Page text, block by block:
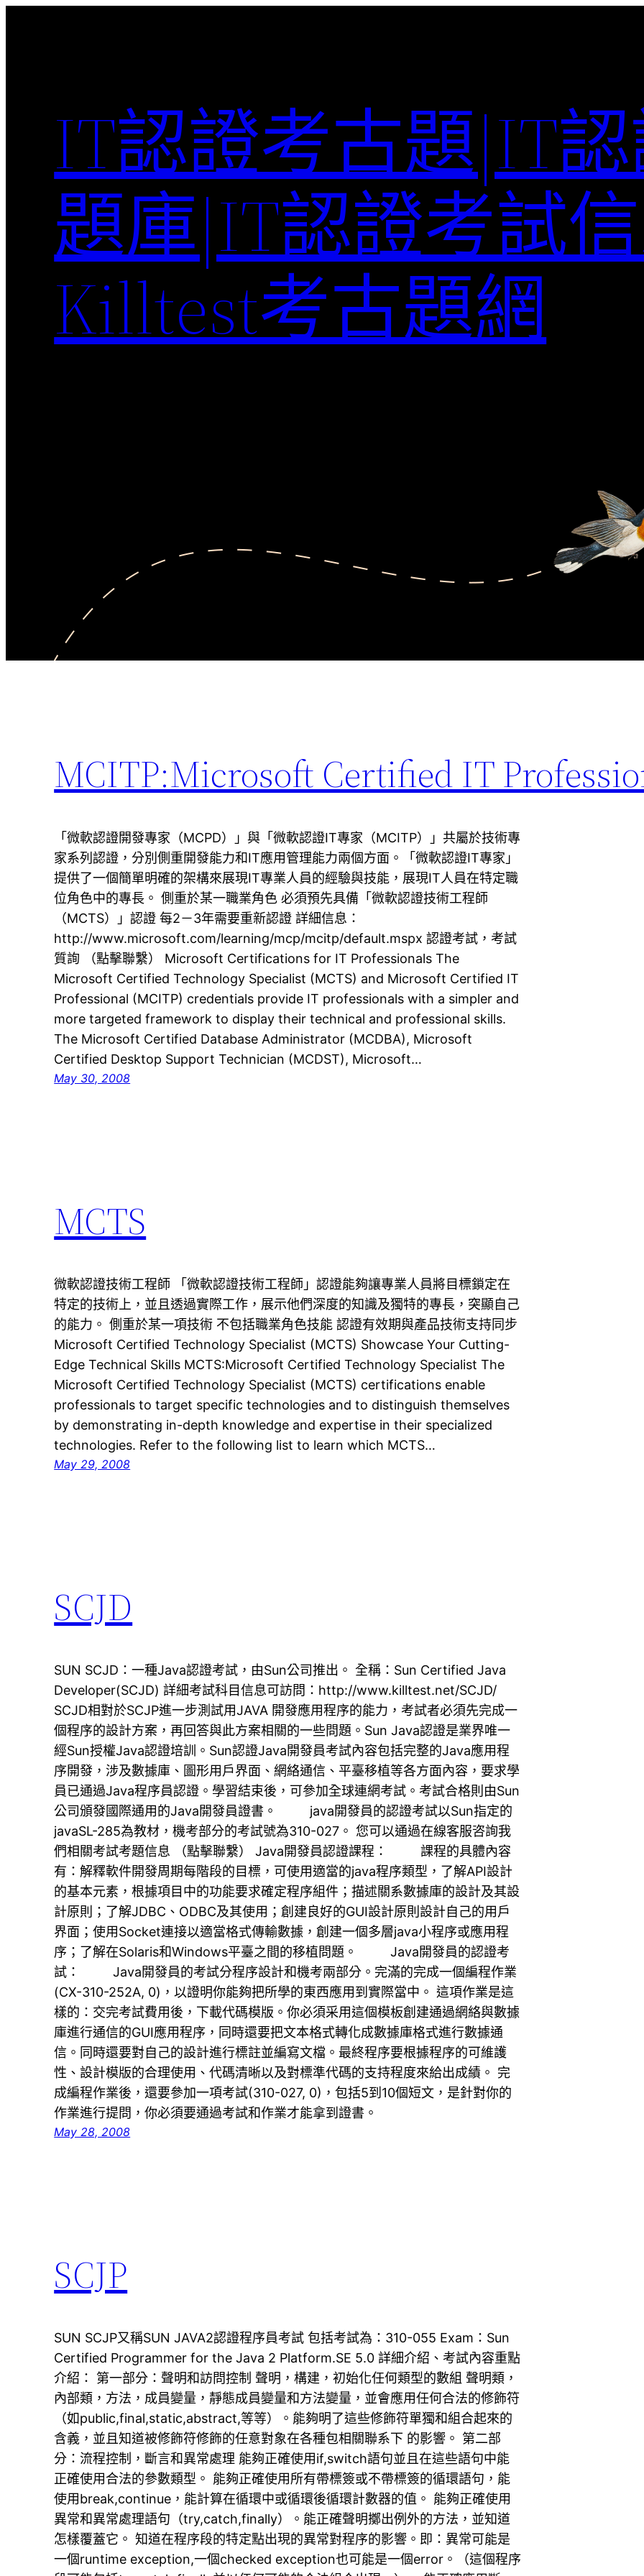
IT認證考古題|IT
題庫|IT認證考試
Killtest考古題網
MCITP:Microsoft Certified IT
「微軟認證開發專家（MCPD）」與「微軟認證IT專家（MCITP）」共屬於技術專
家系列認證，分別側重開發能力和IT應用管理能力兩個方面。「微軟認證IT專家」
提供了一個簡單明確的架構來展現IT專業人員的經驗與技能，展現IT人員在特定職
位角色中的專長。 側重於某一職業角色 必須預先具備「微軟認證技術工程師
（MCTS）」認證 每2－3年需要重新認證 詳細信息：
http://www.microsoft.com/learning/mcp/mcitp/default.mspx 認證考試，考試
質詢 （點擊聯繫） Microsoft Certifications for IT Professionals The
Microsoft Certified Technology Specialist (MCTS) and Microsoft Certified IT
Professional (MCITP) credentials provide IT professionals with a simpler and
more targeted framework to display their technical and professional skills.
The Microsoft Certified Database Administrator (MCDBA), Microsoft
Certified Desktop Support Technician (MCDST), Microsoft…
May 30, 2008
MCTS
微軟認證技術工程師 「微軟認證技術工程師」認證能夠讓專業人員將目標鎖定在
特定的技術上，並且透過實際工作，展示他們深度的知識及獨特的專長，突顯自己
的能力。 側重於某一項技術 不包括職業角色技能 認證有效期與產品技術支持同步
Microsoft Certified Technology Specialist (MCTS) Showcase Your Cutting-
Edge Technical Skills MCTS:Microsoft Certified Technology Specialist The
Microsoft Certified Technology Specialist (MCTS) certifications enable
professionals to target specific technologies and to distinguish themselves
by demonstrating in-depth knowledge and expertise in their specialized
technologies. Refer to the following list to learn which MCTS…
May 29, 2008
SCJD
SUN SCJD：一種Java認證考試，由Sun公司推出。 全稱：Sun Certified Java
Developer(SCJD) 詳細考試科目信息可訪問：http://www.killtest.net/SCJD/
SCJD相對於SCJP進一步測試用JAVA 開發應用程序的能力，考試者必須先完成一
個程序的設計方案，再回答與此方案相關的一些問題。Sun Java認證是業界唯一
經Sun授權Java認證培訓。Sun認證Java開發員考試內容包括完整的Java應用程
序開發，涉及數據庫、圖形用戶界面、網絡通信、平臺移植等各方面內容，要求學
員已通過Java程序員認證。學習結束後，可參加全球連網考試。考試合格則由Sun
公司頒發國際通用的Java開發員證書。 java開發員的認證考試以Sun指定的
javaSL-285為教材，機考部分的考試號為310-027。 您可以通過在線客服咨詢我
們相關考試考題信息 （點擊聯繫） Java開發員認證課程： 課程的具體內容
有：解釋軟件開發周期每階段的目標，可使用適當的java程序類型，了解API設計
的基本元素，根據項目中的功能要求確定程序組件；描述關系數據庫的設計及其設
計原則；了解JDBC、ODBC及其使用；創建良好的GUI設計原則設計自己的用戶
界面；使用Socket連接以適當格式傳輸數據，創建一個多層java小程序或應用程
序；了解在Solaris和Windows平臺之間的移植問題。 Java開發員的認證考
試： Java開發員的考試分程序設計和機考兩部分。完滿的完成一個編程作業
(CX-310-252A, 0)，以證明你能夠把所學的東西應用到實際當中。 這項作業是這
樣的：交完考試費用後，下載代碼模版。你必須采用這個模板創建通過網絡與數據
庫進行通信的GUI應用程序，同時還要把文本格式轉化成數據庫格式進行數據通
信。同時還要對自己的設計進行標註並編寫文檔。最終程序要根據程序的可維護
性、設計模版的合理使用、代碼清晰以及對標準代碼的支持程度來給出成績。 完
成編程作業後，還要參加一項考試(310-027, 0)，包括5到10個短文，是針對你的
作業進行提問，你必須要通過考試和作業才能拿到證書。
May 28, 2008
SCJP
SUN SCJP又稱SUN JAVA2認證程序員考試 包括考試為：310-055 Exam：Sun
Certified Programmer for the Java 2 Platform.SE 5.0 詳細介紹、考試內容重點
介紹： 第一部分：聲明和訪問控制 聲明，構建，初始化任何類型的數組 聲明類，
內部類，方法，成員變量，靜態成員變量和方法變量，並會應用任何合法的修飾符
（如public,final,static,abstract,等等）。能夠明了這些修飾符單獨和組合起來的
含義，並且知道被修飾符修飾的任意對象在各種包相關聯系下 的影響。 第二部
分：流程控制，斷言和異常處理 能夠正確使用if,switch語句並且在這些語句中能
正確使用合法的參數類型。 能夠正確使用所有帶標簽或不帶標簽的循環語句，能
使用break,continue，能計算在循環中或循環後循環計數器的值。 能夠正確使用
異常和異常處理語句（try,catch,finally）。能正確聲明擲出例外的方法，並知道
怎樣覆蓋它。 知道在程序段的特定點出現的異常對程序的影響。即：異常可能是
一個runtime exception,一個checked exception也可能是一個error。（這個程序